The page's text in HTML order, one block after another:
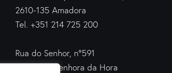
2610-135 Amadora
Tel. +351 214 725 200
Rua do Senhor, nº591
4460-420 Senhora da Hora